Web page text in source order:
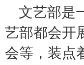
文艺部是
艺部都会开
会等，装点